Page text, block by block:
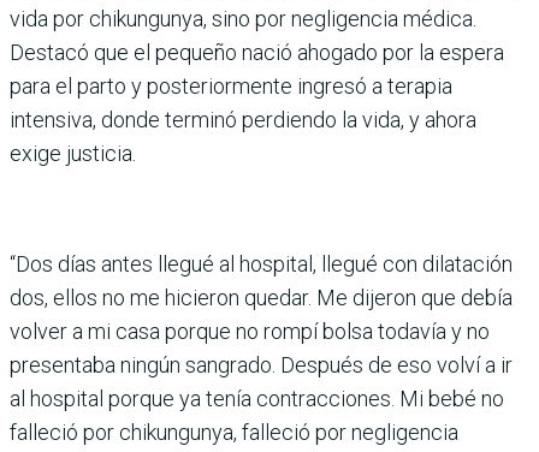
vida por chikungunya, sino por negligencia médica.
Destacó que el pequeño nació ahogado por la espera
para el parto y posteriormente ingresó a terapia
intensiva, donde terminó perdiendo la vida, y ahora
exige justicia.
“Dos días antes llegué al hospital, llegué con dilatación
dos, ellos no me hicieron quedar. Me dijeron que debía
volver a mi casa porque no rompí bolsa todavía y no
presentaba ningún sangrado. Después de eso volví a ir
al hospital porque ya tenía contracciones. Mi bebé no
falleció por chikungunya, falleció por negligencia